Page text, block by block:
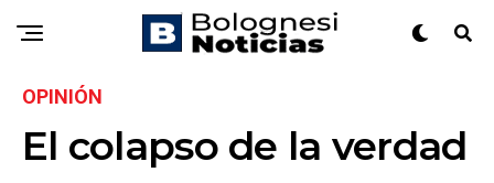
OPINIÓN
El colapso de la verdad